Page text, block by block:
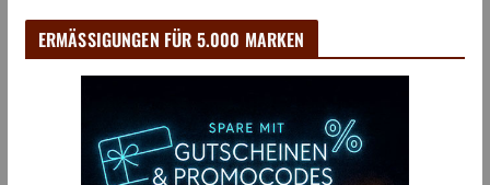
ERMÄSSIGUNGEN FÜR 5.000 MARKEN